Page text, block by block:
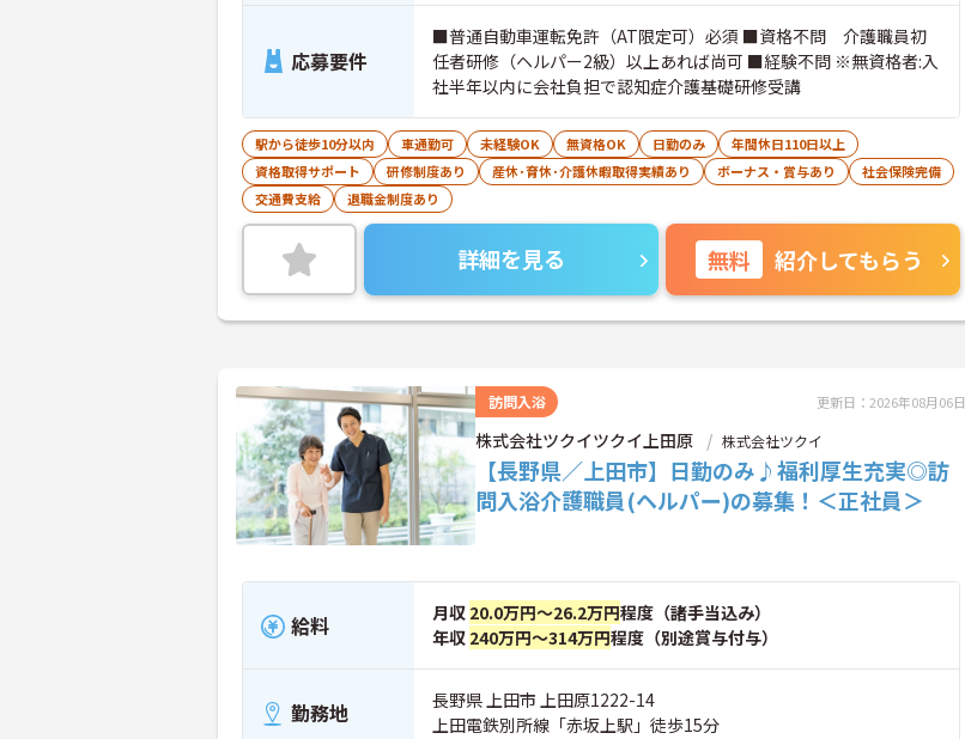
応募要件
■普通自動車運転免許（AT限定可）必須 ■資格不問 介護職員初
任者研修（ヘルパー2級）以上あれば尚可 ■経験不問 ※無資格者:入
社半年以内に会社負担で認知症介護基礎研修受講
駅から徒歩10分以内 車通勤可 未経験OK 無資格OK 日勤のみ
年間休日110日以上
資格取得サポート
研修制度あり 産休･育休･介護休暇取得実績あり ボーナス・賞与あり
社会保険完備
交通費支給
退職金制度あり
詳細を見る 無料 紹介してもらう
訪問入浴 更新日：2026年08月06日
株式会社ツクイツクイ上田原 株式会社ツクイ
【長野県／上田市】日勤のみ♪福利厚生充実◎訪
問入浴介護職員(ヘルパー)の募集！＜正社員＞
給料 月収 20.0万円～26.2万円程度（諸手当込み）
年収 240万円～314万円程度（別途賞与付与）
勤務地
長野県 上田市 上田原1222-14
上田電鉄別所線「赤坂上駅」徒歩15分